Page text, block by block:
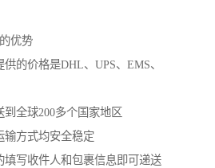
优势
的价格是DHL、UPS、EMS、
全球200多个国家地区
方式均安全稳定
写收件人和包裹信息即可递送